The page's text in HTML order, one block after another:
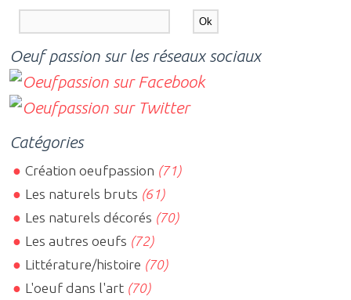
Oeuf passion sur les réseaux sociaux
Catégories
Création oeufpassion (71)
Les naturels bruts (61)
Les naturels décorés (70)
Les autres oeufs (72)
Littérature/histoire (70)
L'oeuf dans l'art (70)